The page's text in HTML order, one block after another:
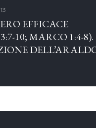
EFFICACE
10; MARCO 1:4-